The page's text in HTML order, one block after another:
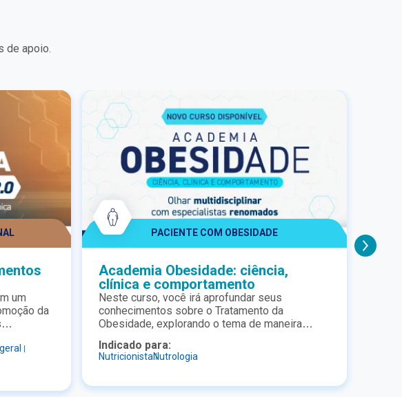
de apoio.
um
da
D,
que
PACIENTE COM OBESIDADE
Academia Obesidade: ciência,
clínica e comportamento
Neste curso, você irá aprofundar seus
conhecimentos sobre o Tratamento da
Obesidade, explorando o tema de maneira
científicas. Estruturado em pocket aulas,
dinâmicas e objetivas, o curso é ideal para
que desejam compreender a obesidade para
Indicado para:
NutricionistaNutrologia